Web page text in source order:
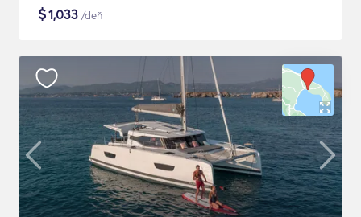
$1,033 /deň